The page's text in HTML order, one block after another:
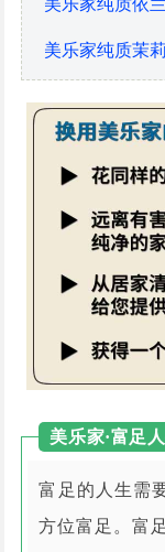
美乐家纯质茉
美乐家·富足
富足的人生需
方位富足。富